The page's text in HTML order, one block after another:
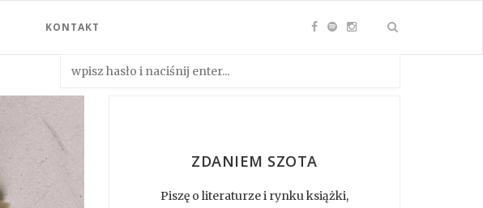
KONTAKT
ZDANIEM SZOTA
Piszę o literaturze i rynku książki,